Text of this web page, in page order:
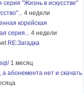
серия "Жизнь в искусстве"
4 недели
корейская
серия... 4 недели
RE:Загадка
1 месяц
а абонемента нет и скачать